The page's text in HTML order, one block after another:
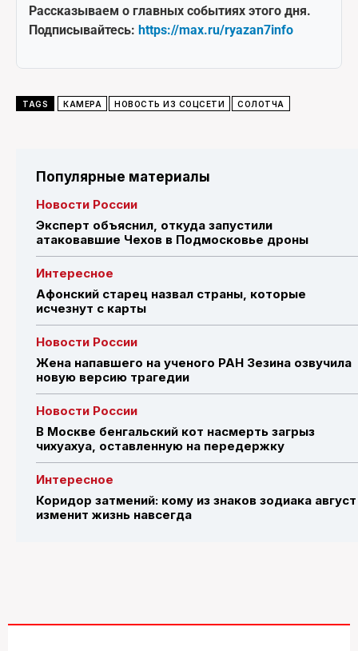
Рассказываем о главных событиях этого дня.
Подписывайтесь: https://max.ru/ryazan7info
TAGS КАМЕРА НОВОСТЬ ИЗ СОЦСЕТИ СОЛОТЧА
Популярные материалы
Новости России
Эксперт объяснил, откуда запустили
атаковавшие Чехов в Подмосковье дроны
Интересное
Афонский старец назвал страны, которые
исчезнут с карты
Новости России
Жена напавшего на ученого РАН Зезина озвучила
новую версию трагедии
Новости России
В Москве бенгальский кот насмерть загрыз
чихуахуа, оставленную на передержку
Интересное
Коридор затмений: кому из знаков зодиака август
изменит жизнь навсегда